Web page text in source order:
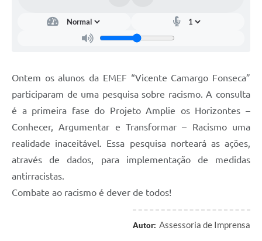
Ontem os alunos da EMEF “Vicente Camargo Fonseca”
participaram de uma pesquisa sobre racismo. A consulta
é a primeira fase do Projeto Amplie os Horizontes –
Conhecer, Argumentar e Transformar – Racismo uma
realidade inaceitável. Essa pesquisa norteará as ações,
através de dados, para implementação de medidas
antirracistas.
Combate ao racismo é dever de todos!
Autor: Assessoria de Imprensa